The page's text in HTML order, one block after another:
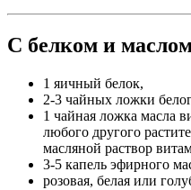
С белком и
1 яичный белок,
2-3 чайных ложки
1 чайная ложка масла
любого другого
масляной раствор
3-5 капель эфирного
розовая, белая или